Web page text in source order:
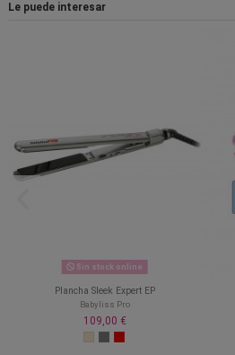
Le puede interesar
Sin stock online
Plancha Sleek Expert EP
Babyliss Pro
109,00 €